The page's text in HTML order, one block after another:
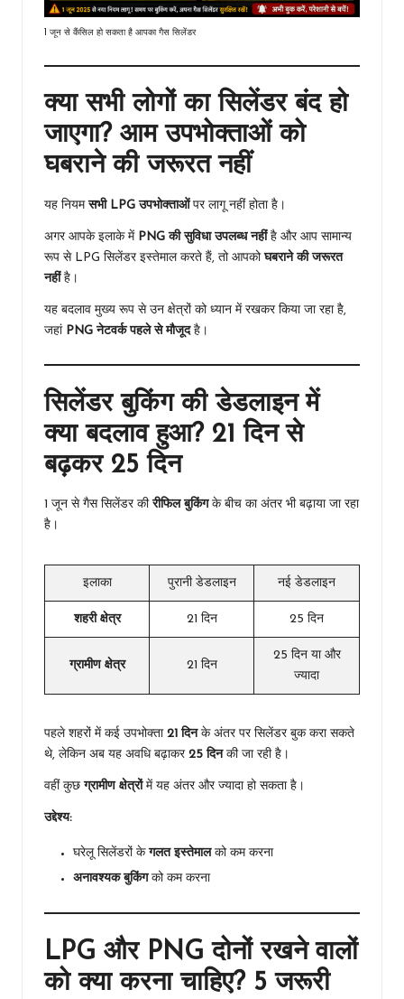
1 जून से कैंसिल हो सकता है आपका गैस सिलेंडर
क्या सभी लोगों का सिलेंडर बंद हो
जाएगा? आम उपभोक्ताओं को
घबराने की जरूरत नहीं
यह नियमसभी LPG उपभोक्ताओंपर लागू नहीं होता है।
अगर आपके इलाके में PNG की सुविधा उपलब्ध नहींहै और आप सामान्य
रूप से LPG सिलेंडर इस्तेमाल करते हैं, तो आपकोघबराने की जरूरत
नहींहै।
यह बदलाव मुख्य रूप से उन क्षेत्रों को ध्यान में रखकर किया जा रहा है,
जहां PNG नेटवर्क पहले से मौजूदहै।
सिलेंडर बुकिंग की डेडलाइन में
क्या बदलाव हुआ? 21 दिन से
बढ़कर 25 दिन
1 जून से गैस सिलेंडर की रीफिल बुकिंगके बीच का अंतर भी बढ़ाया जा रहा
है।
इलाका पुरानी डेडलाइन नई डेडलाइन
शहरी क्षेत्र 21 दिन 25 दिन
ग्रामीण क्षेत्र 21 दिन
25 दिन या और
ज्यादा
पहले शहरों में कई उपभोक्ता 21 दिनके अंतर पर सिलेंडर बुक करा सकते
थे, लेकिन अब यह अवधि बढ़ाकर 25 दिनकी जा रही है।
वहीं कुछ ग्रामीण क्षेत्रोंमें यह अंतर और ज्यादा हो सकता है।
उद्देश्य:
घरेलू सिलेंडरों के गलत इस्तेमालको कम करना
अनावश्यक बुकिंगको कम करना
LPG और PNG दोनों रखने वालों
को क्या करना चाहिए? 5 जरूरी